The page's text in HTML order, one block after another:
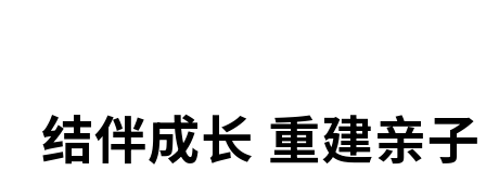
相关报导
结伴成长 重建亲子